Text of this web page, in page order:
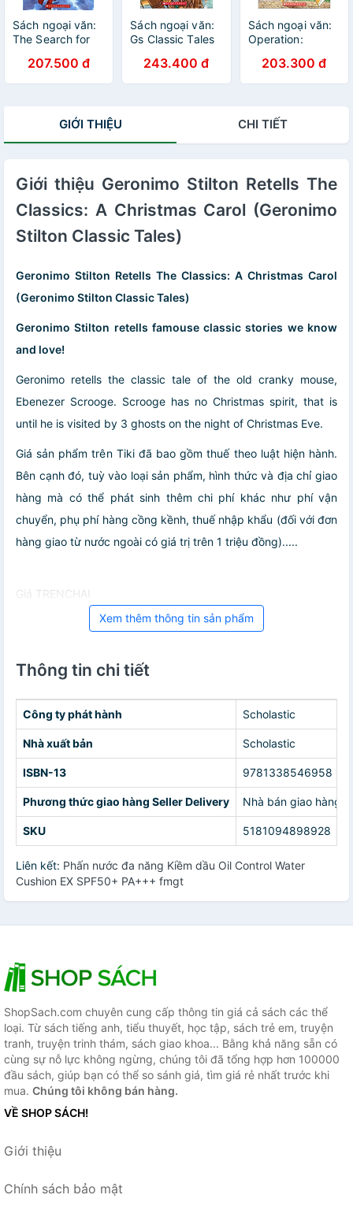
Sách ngoại văn:
The Search for
207.500 đ
Sách ngoại văn:
Gs Classic Tales
Island
243.400 đ
Sách ngoại văn:
Operation:
(Geronimo Stilton
#66), Volume 66
203.300 đ
GIỚI THIỆU CHI TIẾT
Giới thiệu Geronimo Stilton Retells The
Classics: A Christmas Carol (Geronimo
Stilton Classic Tales)
Geronimo Stilton Retells The Classics: A Christmas Carol
(Geronimo Stilton Classic Tales)
Geronimo Stilton retells famouse classic stories we know
and love!
Geronimo retells the classic tale of the old cranky mouse,
Ebenezer Scrooge. Scrooge has no Christmas spirit, that is
until he is visited by 3 ghosts on the night of Christmas Eve.
Giá sản phẩm trên Tiki đã bao gồm thuế theo luật hiện hành.
Bên cạnh đó, tuỳ vào loại sản phẩm, hình thức và địa chỉ giao
hàng mà có thể phát sinh thêm chi phí khác như phí vận
chuyển, phụ phí hàng cồng kềnh, thuế nhập khẩu (đối với đơn
hàng giao từ nước ngoài có giá trị trên 1 triệu đồng).....
Giá TRENCHAI
Xem thêm thông tin sản phẩm
Thông tin chi tiết
Công ty phát hành Scholastic
Nhà xuất bản Scholastic
ISBN-13 9781338546958
Phương thức giao hàng Seller Delivery Nhà bán giao hàng
SKU 5181094898928
Liên kết: Phấn nước đa năng Kiềm dầu Oil Control Water
Cushion EX SPF50+ PA+++ fmgt
ShopSach.com chuyên cung cấp thông tin giá cả sách các thể
loại. Từ sách tiếng anh, tiểu thuyết, học tập, sách trẻ em, truyện
tranh, truyện trinh thám, sách giao khoa... Bằng khả năng sẵn có
cùng sự nỗ lực không ngừng, chúng tôi đã tổng hợp hơn 100000
đầu sách, giúp bạn có thể so sánh giá, tìm giá rẻ nhất trước khi
mua. Chúng tôi không bán hàng.
VỀ SHOP SÁCH!
Giới thiệu
Chính sách bảo mật